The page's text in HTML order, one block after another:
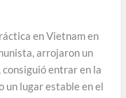
en Vietnam en
arrojaron un
entrar en la
un lugar estable en el